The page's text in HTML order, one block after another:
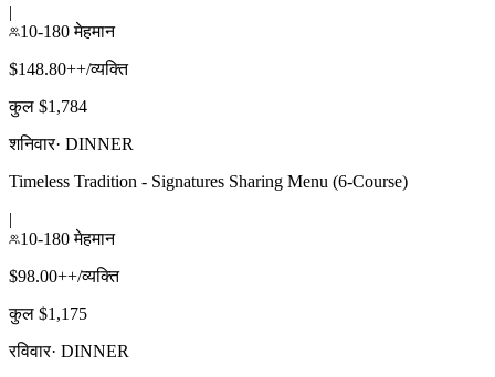
|
10-180 मेहमान
$148.80++/व्यक्ति
कुल $1,784
शनिवार· DINNER
Timeless Tradition - Signatures Sharing Menu (6-Course)
|
10-180 मेहमान
$98.00++/व्यक्ति
कुल $1,175
रविवार· DINNER